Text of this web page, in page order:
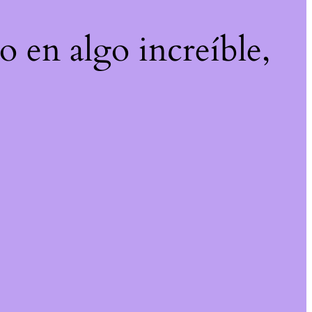
en algo increíble,